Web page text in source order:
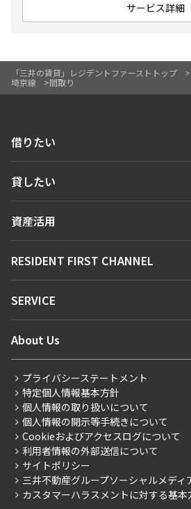
「三井の賃貸」レジデントファーストトップ
埼京線
間取り
サービス詳細
借りたい
人気エリアから探す
新着情報から探す
新着募集情報
こだわりから探す
こだわり一覧
プレミアムマンション
新築
当社限定（港区・渋谷区）
当社限定（港区・渋谷区以外）
三井不動産企画
貸したい
お問い合わせ
資産活用
お問い合わせ
RESIDENT FIRST CHANNEL
マンションレポート
住まいのコラム
SERVICE
会員ページ
ご入居・提携サービス
お部屋探しからご契約まで
よくあるご質問
社宅紹介
【仲介会社様向け】当社仲介事業部
About Us
会社情報
事業案内
採用情報
ニュースリリース
お問い合わせ
プライバシーステートメント
特定個人情報基本方針
個人情報の取り扱いについて
個人情報の開示等手続きについて
Cookieおよびアクセスログについて
利用者情報の外部送信について
サイトポリシー
三井不動産グループソーシャルメディ
カスタマーハラスメントに対する基本